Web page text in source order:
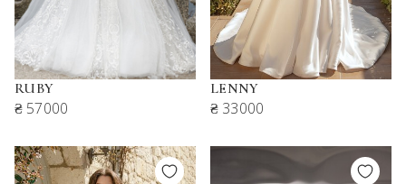
RUBY
₴ 57000
LENNY
₴ 33000